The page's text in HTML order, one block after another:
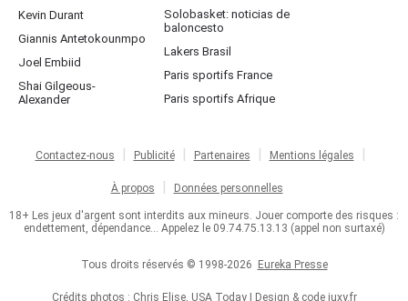
Kevin Durant
Giannis Antetokounmpo
Joel Embiid
Shai Gilgeous-
Alexander
Solobasket: noticias de
baloncesto
Lakers Brasil
Paris sportifs France
Paris sportifs Afrique
Contactez-nous Publicité Partenaires Mentions légales
À propos Données personnelles
18+ Les jeux d'argent sont interdits aux mineurs. Jouer comporte des risques :
endettement, dépendance... Appelez le 09.74.75.13.13 (appel non surtaxé)
Tous droits réservés © 1998-2026 Eureka Presse
Crédits photos : Chris Elise, USA Today | Design & code juxy.fr